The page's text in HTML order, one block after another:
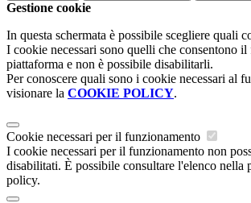
Gestione cookie
In questa schermata è possibile scegliere quali
I cookie necessari sono quelli che consentono
piattaforma e non è possibile disabilitarli.
Per conoscere quali sono i cookie necessari al
visionare la COOKIE POLICY.
Cookie necessari per il funzionamento
I cookie necessari per il funzionamento non
disabilitati. È possibile consultare l'elenco nella
policy.